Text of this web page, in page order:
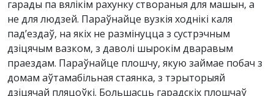
гарады па вялікім рахунку створаныя для машын, а
не для людзей. Параўнайце вузкія ходнікі каля
пад’ездаў, на якіх не размінуцца з сустрэчным
дзіцячым вазком, з даволі шырокім дваравым
праездам. Параўнайце плошчу, якую займае побач з
домам аўтамабільная стаянка, з тэрыторыяй
дзіцячай пляцоўкі. Большасць гарадскіх плошчаў